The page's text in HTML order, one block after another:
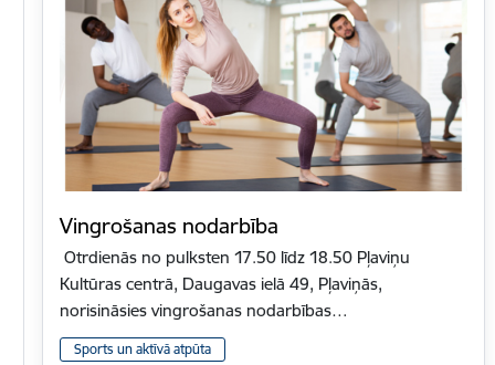
Vingrošanas nodarbība
Otrdienās no pulksten 17.50 līdz 18.50 Pļaviņu
Kultūras centrā, Daugavas ielā 49, Pļaviņās,
norisināsies vingrošanas nodarbības…
Sports un aktīvā atpūta